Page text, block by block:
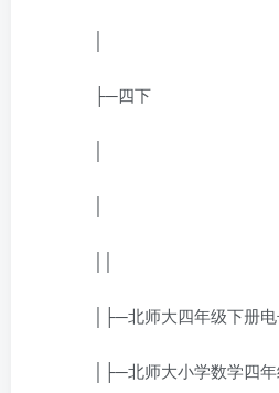
├─四下
│├─北师大四年级下册电
│├─北师大小学数学四年